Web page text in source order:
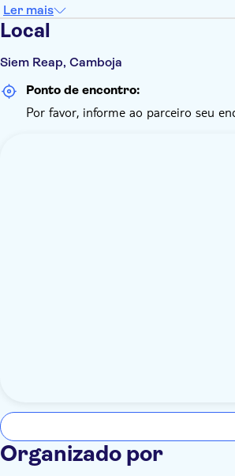
Ler mais
Local
Siem Reap, Camboja
Ponto de encontro:
Por favor, informe ao parceiro seu
Organizado por